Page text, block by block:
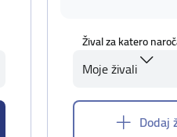
Žival za katero
Moje živali
Dodaj